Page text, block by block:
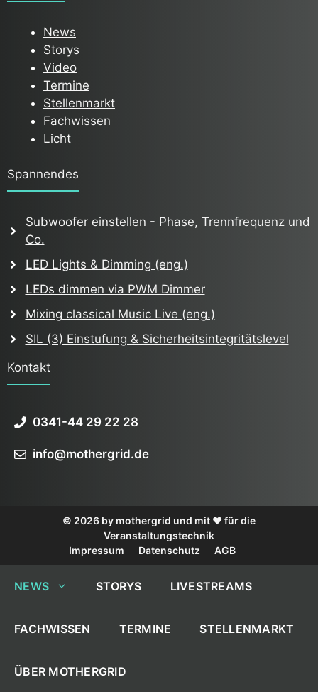
News
Storys
Video
Termine
Stellenmarkt
Fachwissen
Licht
Spannendes
Subwoofer einstellen - Phase, Trennfrequenz und
Co.
LED Lights & Dimming (eng.)
LEDs dimmen via PWM Dimmer
Mixing classical Music Live (eng.)
SIL (3) Einstufung & Sicherheitsintegritätslevel
Kontakt
0341-44 29 22 28
info@mothergrid.de
© 2026 by mothergrid und mit ❤️ für die
Veranstaltungstechnik
Impressum
Datenschutz AGB
NEWS STORYS LIVESTREAMS
FACHWISSEN TERMINE STELLENMARKT
ÜBER MOTHERGRID